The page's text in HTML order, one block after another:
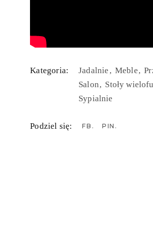
Kategoria: Jadalnie Meble
Salon Stoły
Sypialnie
Podziel się: FB PIN